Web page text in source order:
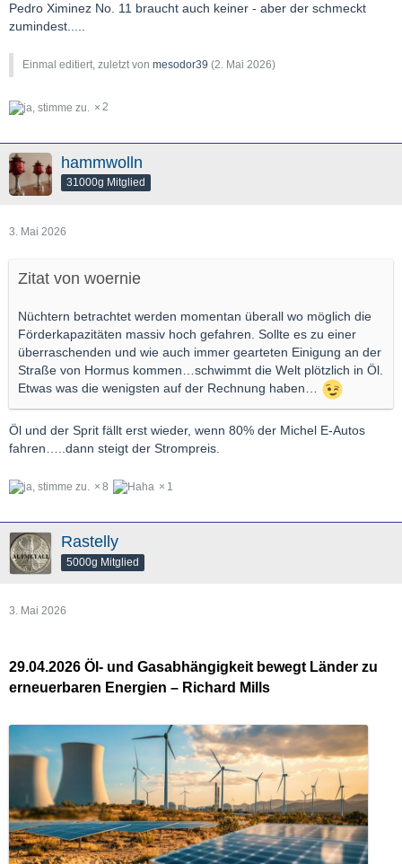
Pedro Ximinez No. 11 braucht auch keiner - aber der schmeckt
zumindest.....
Einmal editiert, zuletzt von mesodor39 (2. Mai 2026)
2
hammwolln
31000g Mitglied
3. Mai 2026
Zitat von woernie
Nüchtern betrachtet werden momentan überall wo möglich die
Förderkapazitäten massiv hoch gefahren. Sollte es zu einer
überraschenden und wie auch immer gearteten Einigung an der
Straße von Hormus kommen…schwimmt die Welt plötzlich in Öl.
Etwas was die wenigsten auf der Rechnung haben…
Öl und der Sprit fällt erst wieder, wenn 80% der Michel E-Autos
fahren…..dann steigt der Strompreis.
8 1
Rastelly
5000g Mitglied
3. Mai 2026
29.04.2026 Öl- und Gasabhängigkeit bewegt Länder zu
erneuerbaren Energien – Richard Mills